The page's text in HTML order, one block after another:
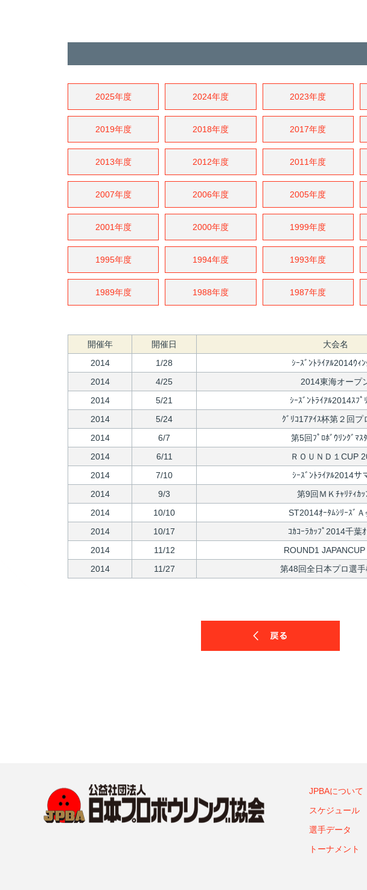
2025年度 2024年度 2023年度
2019年度 2018年度 2017年度
2013年度 2012年度 2011年度
2007年度 2006年度 2005年度
2001年度 2000年度 1999年度
1995年度 1994年度 1993年度
1989年度 1988年度 1987年度
開催年 開催日 大会名
2014
1/28 ｼｰｽﾞﾝﾄﾗｲｱﾙ2014ｳｨ
2014
4/25 2014東海オープ
2014
5/21 ｼｰｽﾞﾝﾄﾗｲｱﾙ2014ｽﾌﾟ
2014
5/24 ｸﾞﾘｺ17ｱｲｽ杯第２回プ
2014
6/7 第5回ﾌﾟﾛﾎﾞｳﾘﾝｸﾞﾏｽ
2014
6/11 ＲＯＵＮＤ１CUP
2014
7/10 ｼｰｽﾞﾝﾄﾗｲｱﾙ2014サ
2014
9/3 第9回ＭＫﾁｬﾘﾃｨｶｯ
2014
10/10 ST2014ｵｰﾀﾑｼﾘｰｽﾞ
2014
10/17 ｺｶｺｰﾗｶｯﾌﾟ2014千葉
2014
11/12 ROUND1
2014
11/27 第48回全日本プロ選
JPBAについて
スケジュール
選手データ
トーナメント